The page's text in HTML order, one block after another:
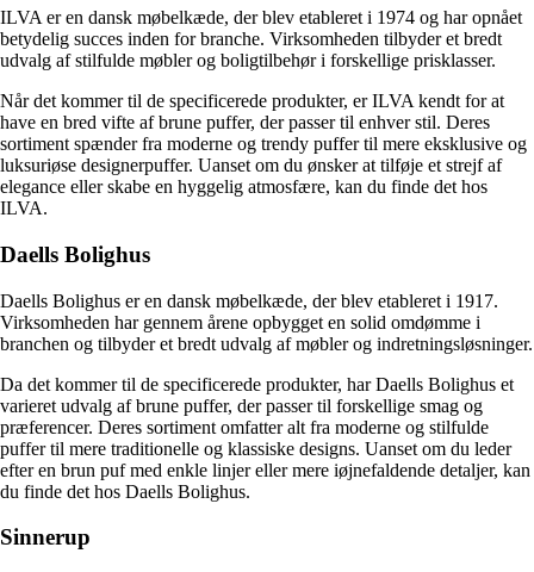
ILVA er en dansk møbelkæde, der blev etableret i 1974 og har opnået
betydelig succes inden for branche. Virksomheden tilbyder et bredt
udvalg af stilfulde møbler og boligtilbehør i forskellige prisklasser.
Når det kommer til de specificerede produkter, er ILVA kendt for at
have en bred vifte af brune puffer, der passer til enhver stil. Deres
sortiment spænder fra moderne og trendy puffer til mere eksklusive og
luksuriøse designerpuffer. Uanset om du ønsker at tilføje et strejf af
elegance eller skabe en hyggelig atmosfære, kan du finde det hos
ILVA.
Daells Bolighus
Daells Bolighus er en dansk møbelkæde, der blev etableret i 1917.
Virksomheden har gennem årene opbygget en solid omdømme i
branchen og tilbyder et bredt udvalg af møbler og indretningsløsninger.
Da det kommer til de specificerede produkter, har Daells Bolighus et
varieret udvalg af brune puffer, der passer til forskellige smag og
præferencer. Deres sortiment omfatter alt fra moderne og stilfulde
puffer til mere traditionelle og klassiske designs. Uanset om du leder
efter en brun puf med enkle linjer eller mere iøjnefaldende detaljer, kan
du finde det hos Daells Bolighus.
Sinnerup